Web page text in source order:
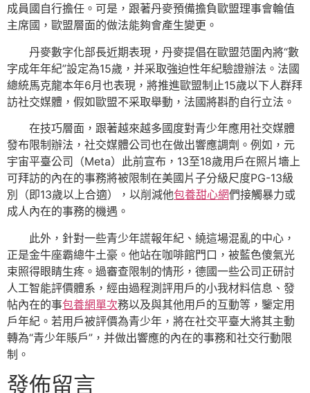
成員國自行擔任。可是，跟著丹麥預備擔負歐盟理事會輪值
主席國，歐盟層面的做法能夠會產生變更。
丹麥數字化部長近期表現，丹麥提倡在歐盟范圍內將“數
字成年年紀”設定為15歲，并采取強迫性年紀驗證辦法。法國
總統馬克龍本年6月也表現，將推進歐盟制止15歲以下人群拜
訪社交媒體，假如歐盟不采取舉動，法國將斟酌自行立法。
在技巧層面，跟著越來越多國度對青少年應用社交媒體
發布限制辦法，社交媒體公司也在做出響應調劑。例如，元
宇宙平臺公司（Meta）此前宣布，13至18歲用戶在照片墻上
可拜訪的內在的事務將被限制在美國片子分級尺度PG-13級
別（即13歲以上合適），以削減他包養甜心網們接觸暴力或
成人內在的事務的機遇。
此外，針對一些青少年謊報年紀、繞這場混亂的中心，
正是金牛座霸總牛土豪。他站在咖啡館門口，被藍色傻氣光
束照得眼睛生疼。過審查限制的情形，德國一些公司正研討
人工智能評價體系，經由過程測評用戶的小我材料信息、發
帖內在的事包養網單次務以及與其他用戶的互動等，鑒定用
戶年紀。若用戶被評價為青少年，將在社交平臺大將其主動
轉為“青少年賬戶”，并做出響應的內在的事務和社交行動限
制。
發佈留言